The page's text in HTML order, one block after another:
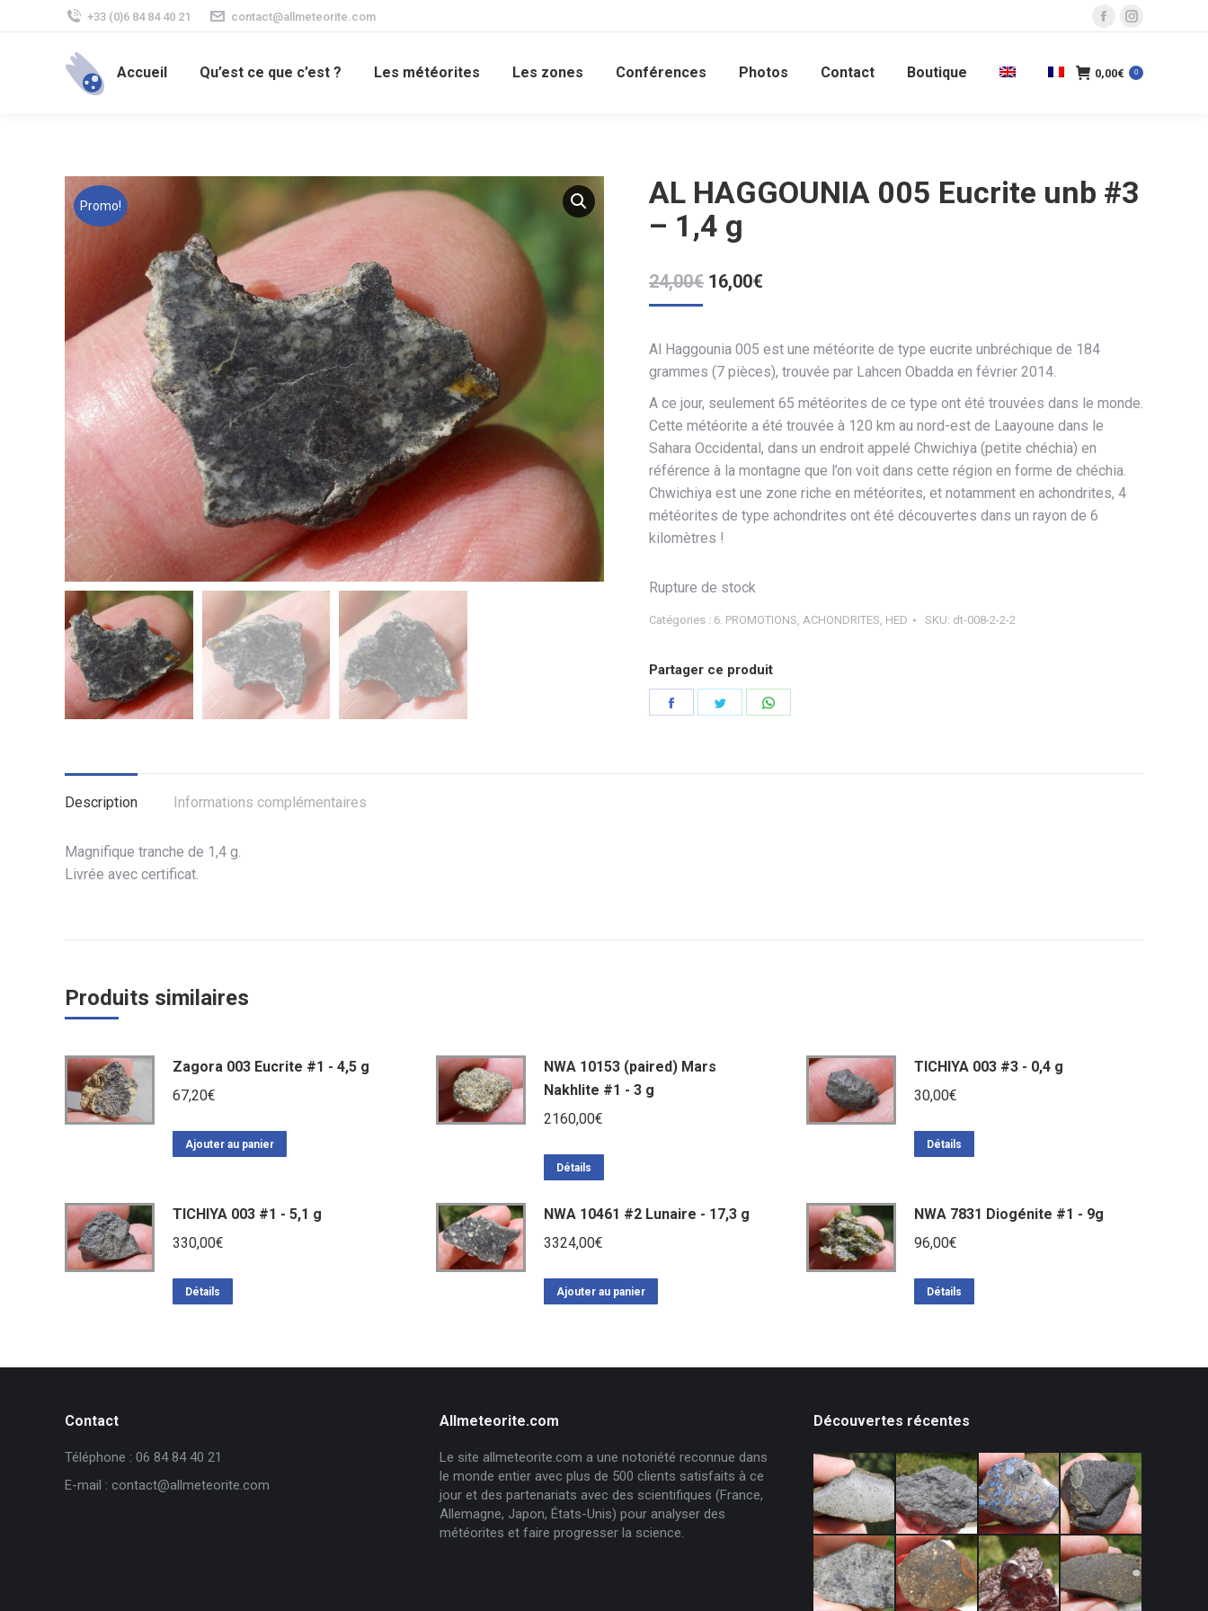
+33 (0)6 84 84 40 21 contact@allmeteorite.com
La
Facebook
fenêtre
La
Instagram
fenêtre
Accueil Qu’est ce que c’est ? Les météorites Les zones Conférences Photos Contact Boutique 0,00€ 0
Promo!
AL HAGGOUNIA 005 Eucrite unb #3
– 1,4 g
24,00€ Le
était :
24,00€.
16,00€
est :
16,00€.
Al Haggounia 005 est une météorite de type eucrite unbréchique de 184
grammes (7 pièces), trouvée par Lahcen Obadda en février 2014.
A ce jour, seulement 65 météorites de ce type ont été trouvées dans le monde.
Cette météorite a été trouvée à 120 km au nord-est de Laayoune dans le
Sahara Occidental, dans un endroit appelé Chwichiya (petite chéchia) en
référence à la montagne que l’on voit dans cette région en forme de chéchia.
Chwichiya est une zone riche en météorites, et notamment en achondrites, 4
météorites de type achondrites ont été découvertes dans un rayon de 6
kilomètres !
Rupture de stock
Catégories : 6. PROMOTIONS, ACHONDRITES, HED SKU: dt-008-2-2-2
Partager ce produit
Partager Partager
Description Informations complémentaires
Magnifique tranche de 1,4 g.
Livrée avec certificat.
Produits similaires
Zagora 003 Eucrite #1 - 4,5 g
67,20€
Ajouter au panier
NWA 10153 (paired) Mars
Nakhlite #1 - 3 g
2160,00€
Détails
TICHIYA 003 #3 - 0,4 g
30,00€
Détails
TICHIYA 003 #1 - 5,1 g
330,00€
Détails
NWA 10461 #2 Lunaire - 17,3 g
3324,00€
Ajouter au panier
NWA 7831 Diogénite #1 - 9g
96,00€
Détails
Contact
Téléphone : 06 84 84 40 21
E-mail : contact@allmeteorite.com
Allmeteorite.com
Le site allmeteorite.com a une notoriété reconnue dans
le monde entier avec plus de 500 clients satisfaits à ce
jour et des partenariats avec des scientifiques (France,
Allemagne, Japon, États-Unis) pour analyser des
météorites et faire progresser la science.
Découvertes récentes